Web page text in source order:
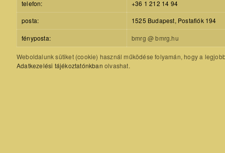
telefon:
+36 1 212 14 94
posta:
1525 Budapest, Postafiók 194
fényposta: bmrg @ bmrg.hu
Weboldalunk sütiket (cookie) használ működése folyamán, hogy a
Adatkezelési tájékoztatónkban olvashat.